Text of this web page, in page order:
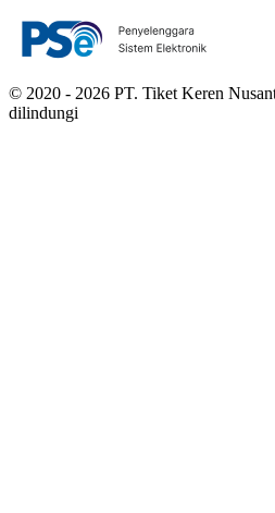
© 2020 - 2026 PT. Tiket Keren
dilindungi